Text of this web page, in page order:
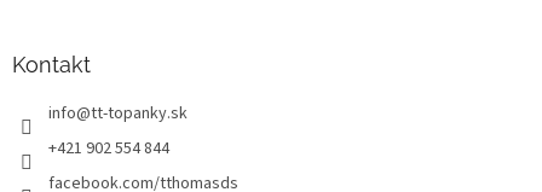
Kontakt
info@tt-topanky.sk
+421 902 554 844
facebook.com/tthomasds